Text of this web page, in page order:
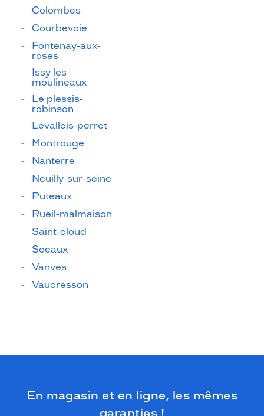
Colombes
Courbevoie
Fontenay-aux-
roses
Issy les
moulineaux
Le plessis-
robinson
Levallois-perret
Montrouge
Nanterre
Neuilly-sur-seine
Puteaux
Rueil-malmaison
Saint-cloud
Sceaux
Vanves
Vaucresson
En magasin et en ligne, les mêmes
garanties !